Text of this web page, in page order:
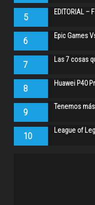
5 EDITORIAL –
6 Epic Games
7 Las 7 cosas
8 Huawei P40
9 Tenemos
10 League of